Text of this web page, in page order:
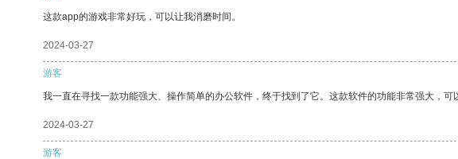
这款app的游戏非常好玩，可以让我消磨时间。
2024-03-27
游客
我一直在寻找一款功能强大、操作简单的办公软件，终于找到了它。这款软件的功能非常强大，
2024-03-27
游客